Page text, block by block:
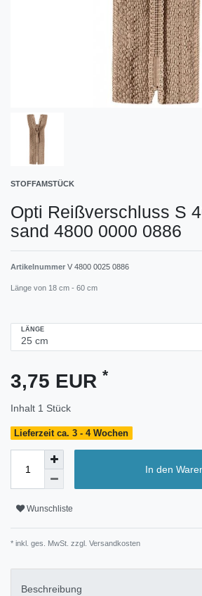
STOFFAMSTÜCK
Opti Reißverschluss S
sand 4800 0000 0886
Artikelnummer V 4800 0025 0886
Länge von 18 cm - 60 cm
LÄNGE
3,75 EUR *
Inhalt 1 Stück
Lieferzeit ca. 3 - 4 Wochen
In den
Wunschliste
* inkl. ges. MwSt. zzgl. Versandkosten
Beschreibung